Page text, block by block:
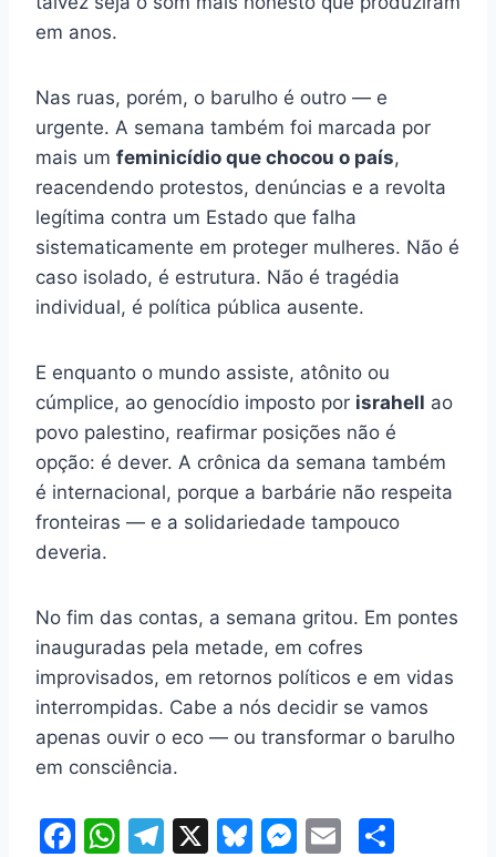
em anos.
Nas ruas, porém, o barulho é outro — e
urgente. A semana também foi marcada por
mais um feminicídio que chocou o país,
reacendendo protestos, denúncias e a revolta
legítima contra um Estado que falha
sistematicamente em proteger mulheres. Não é
caso isolado, é estrutura. Não é tragédia
individual, é política pública ausente.
E enquanto o mundo assiste, atônito ou
cúmplice, ao genocídio imposto por israhell ao
povo palestino, reafirmar posições não é
opção: é dever. A crônica da semana também
é internacional, porque a barbárie não respeita
fronteiras — e a solidariedade tampouco
deveria.
No fim das contas, a semana gritou. Em pontes
inauguradas pela metade, em cofres
improvisados, em retornos políticos e em vidas
interrompidas. Cabe a nós decidir se vamos
apenas ouvir o eco — ou transformar o barulho
em consciência.
F
W T
X
Bl M
E